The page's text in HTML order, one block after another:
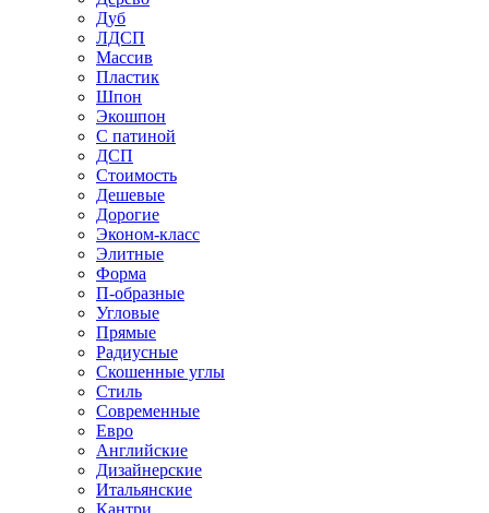
Дуб
ЛДСП
Массив
Пластик
Шпон
Экошпон
С патиной
ДСП
Стоимость
Дешевые
Дорогие
Эконом-класс
Элитные
Форма
П-образные
Угловые
Прямые
Радиусные
Скошенные углы
Стиль
Современные
Евро
Английские
Дизайнерские
Итальянские
Кантри